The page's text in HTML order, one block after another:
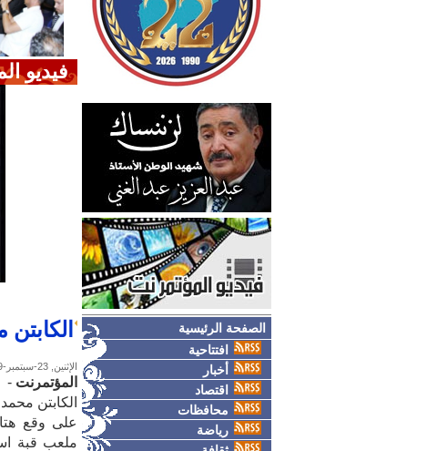
الصفحة الرئيسية
افتتاحية
أخبار
اقتصاد
محافظات
رياضة
فيديو
الإثنين, 23-سبتمبر-2019
المؤتمرنت -
الكابتن
على وقع
ملعب قبة